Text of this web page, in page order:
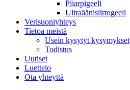
Piiarpigeeli
Ultraäänisiirtogeeli
Verisuoniyhteys
Tietoa meistä
Usein kysytyt kysymykset
Todistus
Uutiset
Luettelo
Ota yhteyttä